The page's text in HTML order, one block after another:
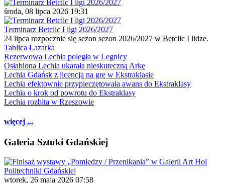
środa, 08 lipca 2026 19:31
Terminarz Betclic I ligi 2026/2027
24 lipca rozpocznie się sezon sezon 2026/2027 w Betclic I lidze.
Tablica Łazarka
Rezerwowa Lechia poległa w Legnicy
Osłabiona Lechia ukarała nieskuteczną Arkę
Lechia Gdańsk z licencją na grę w Ekstraklasie
Lechia efektownie przypieczętowała awans do Ekstraklasy
Lechia o krok od powrotu do Ekstraklasy
Lechia rozbita w Rzeszowie
więcej ...
Galeria Sztuki Gdańskiej
wtorek, 26 maja 2026 07:58